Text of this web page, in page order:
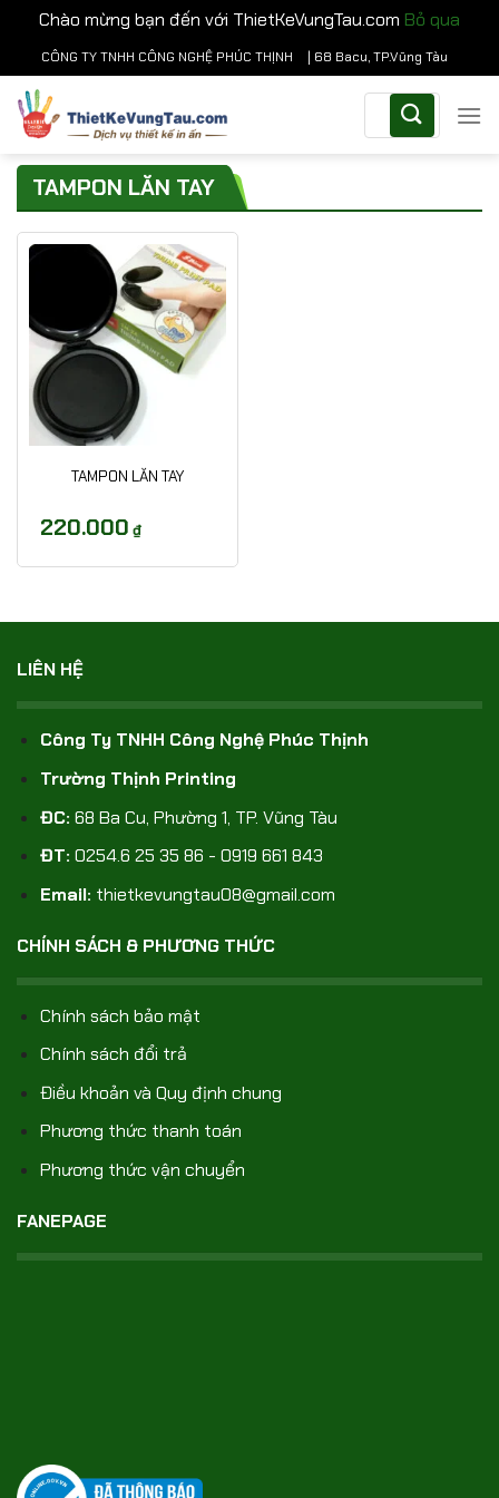
Chào mừng bạn đến với ThietKeVungTau.com Bỏ qua
Chuyển
đến
nội
dung
CÔNG TY TNHH CÔNG NGHỆ PHÚC THỊNH | 68 Bacu, TP.Vũng Tàu
kiếm:
TAMPON LĂN TAY
TAMPON LĂN TAY
220.000 ₫
LIÊN HỆ
Công Ty TNHH Công Nghệ Phúc Thịnh
Trường Thịnh Printing
ĐC: 68 Ba Cu, Phường 1, TP. Vũng Tàu
ĐT: 0254.6 25 35 86 - 0919 661 843
Email: thietkevungtau08@gmail.com
CHÍNH SÁCH & PHƯƠNG THỨC
Chính sách bảo mật
Chính sách đổi trả
Điều khoản và Quy định chung
Phương thức thanh toán
Phương thức vận chuyển
FANEPAGE